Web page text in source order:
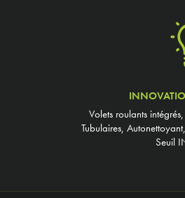
Volets roulants
Tubulaires,
Seuil